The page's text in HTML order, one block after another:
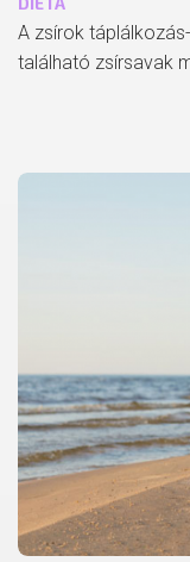
A zsírok
található zsírsavak